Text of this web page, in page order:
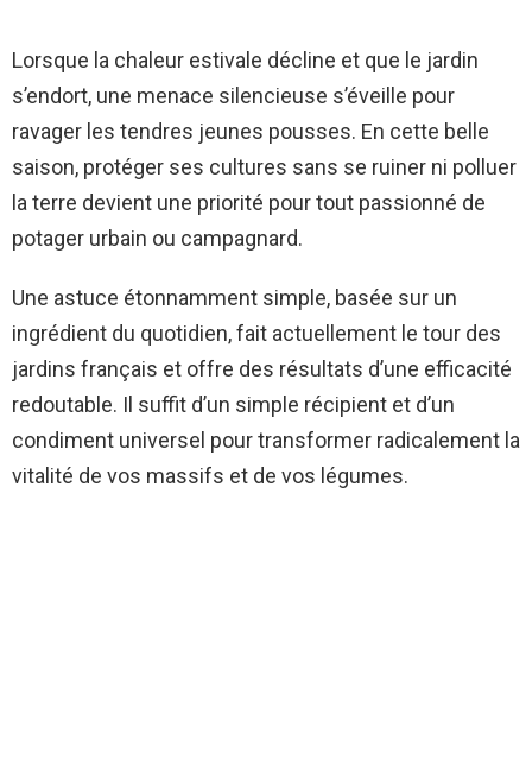
Lorsque la chaleur estivale décline et que le jardin
s’endort, une menace silencieuse s’éveille pour
ravager les tendres jeunes pousses. En cette belle
saison, protéger ses cultures sans se ruiner ni polluer
la terre devient une priorité pour tout passionné de
potager urbain ou campagnard.
Une astuce étonnamment simple, basée sur un
ingrédient du quotidien, fait actuellement le tour des
jardins français et offre des résultats d’une efficacité
redoutable. Il suffit d’un simple récipient et d’un
condiment universel pour transformer radicalement la
vitalité de vos massifs et de vos légumes.